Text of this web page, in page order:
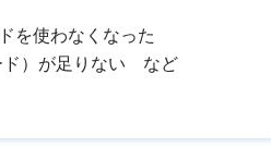
を使わなくなった
ド）が足りない など